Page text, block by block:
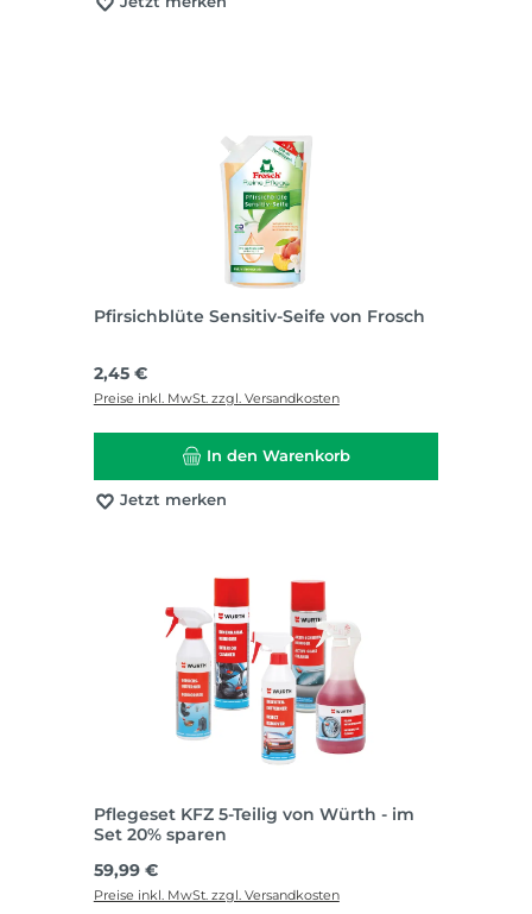
Pfirsichblüte Sensitiv-Seife von Frosch
Regulärer Preis:
2,45 €
Preise inkl. MwSt. zzgl. Versandkosten
In den Warenkorb
Jetzt merken
Pflegeset KFZ 5-Teilig von Würth - im
Set 20% sparen
Regulärer Preis:
59,99 €
Preise inkl. MwSt. zzgl. Versandkosten